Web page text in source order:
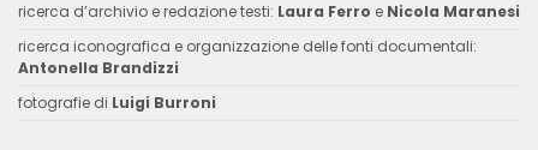
ricerca d’archivio e redazione testi: Laura Ferro e Nicola Maranesi
ricerca iconografica e organizzazione delle fonti documentali:
Antonella Brandizzi
fotografie di Luigi Burroni